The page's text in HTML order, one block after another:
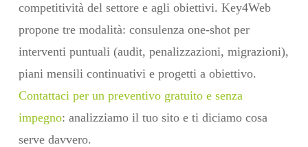
competitività del settore e agli obiettivi. Key4Web
propone tre modalità: consulenza one-shot per
interventi puntuali (audit, penalizzazioni, migrazioni),
piani mensili continuativi e progetti a obiettivo.
Contattaci per un preventivo gratuito e senza
impegno: analizziamo il tuo sito e ti diciamo cosa
serve davvero.